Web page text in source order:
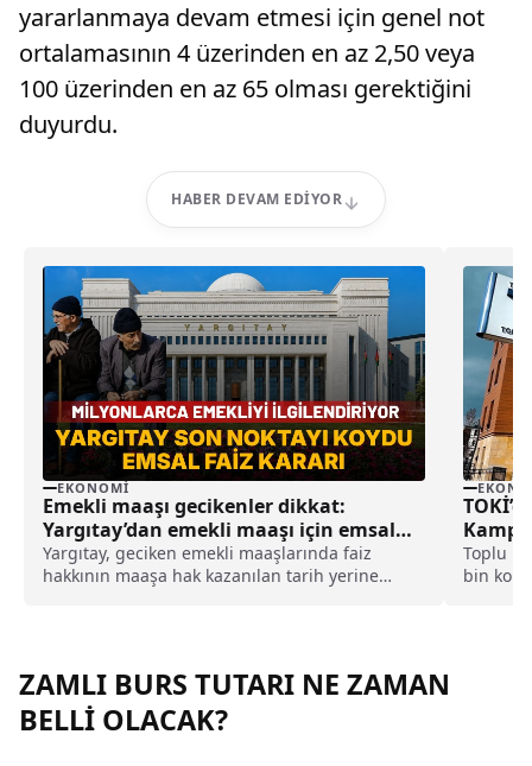
yararlanmaya devam etmesi için genel not
ortalamasının 4 üzerinden en az 2,50 veya
100 üzerinden en az 65 olması gerektiğini
duyurdu.
HABER DEVAM EDIYOR
EKONOMI
Emekli maaşı gecikenler dikkat:
Yargıtay’dan emekli maaşı için emsal
faiz kararı
Yargıtay, geciken emekli maaşlarında faiz
hakkının maaşa hak kazanılan tarih yerine
Toplu
bin
ZAMLI BURS TUTARI NE ZAMAN
BELLİ OLACAK?